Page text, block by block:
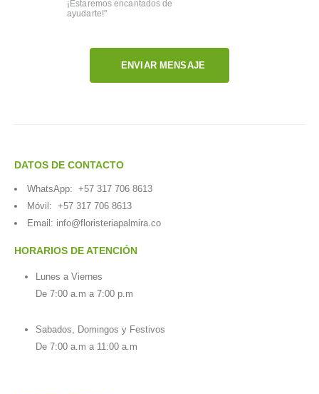
¡Estaremos encantados de
ayudarte!"
ENVIAR MENSAJE
DATOS DE CONTACTO
WhatsApp: +57 317 706 8613
Móvil: +57 317 706 8613
Email: info@floristeriapalmira.co
HORARIOS DE ATENCIÓN
Lunes a Viernes
De 7:00 a.m a 7:00 p.m
Sabados, Domingos y Festivos
De 7:00 a.m a 11:00 a.m